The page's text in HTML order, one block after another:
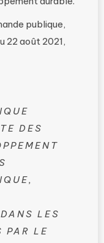
publique,
22 août 2021,
DES
LES
PAR LE